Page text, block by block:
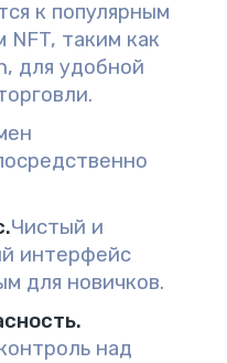
к популярным
таким как
для удобной
Чистый и
интерфейс
для новичков.
над